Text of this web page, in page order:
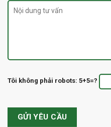
Tôi không phải robots: 5+5=?